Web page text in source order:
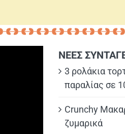
ΝΕΕΣ
3 ρολάκια
παραλίας σε
Crunchy
ζυμαρικά